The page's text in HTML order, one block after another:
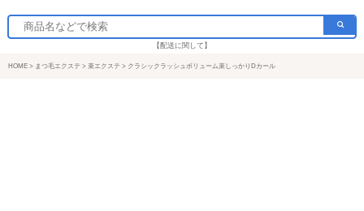
【配送に関して】
HOME まつ毛エクステ 束エクステ クラシックラッシュボリューム束しっかりDカール